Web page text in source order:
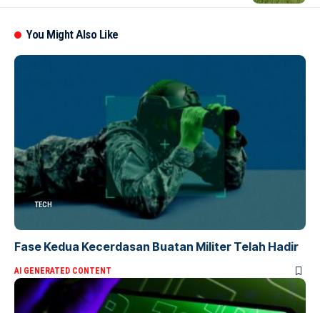
You Might Also Like
TECH
Fase Kedua Kecerdasan Buatan Militer Telah Hadir
AI GENERATED CONTENT